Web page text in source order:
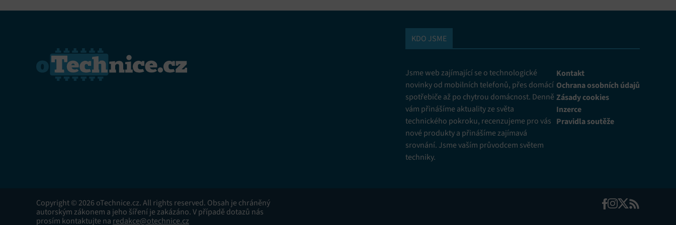
KDO JSME
Jsme web zajímající se o technologické
novinky od mobilních telefonů, přes domácí
spotřebiče až po chytrou domácnost. Denně
vám přinášíme aktuality ze světa
technického pokroku, recenzujeme pro vás
nové produkty a přinášíme zajímavá
srovnání. Jsme vaším průvodcem světem
techniky.
Kontakt
Ochrana osobních údajů
Zásady cookies
Inzerce
Pravidla soutěže
Copyright © 2026 oTechnice.cz. All rights reserved. Obsah je chráněný
autorským zákonem a jeho šíření je zakázáno. V případě dotazů nás
prosím kontaktujte na redakce@otechnice.cz